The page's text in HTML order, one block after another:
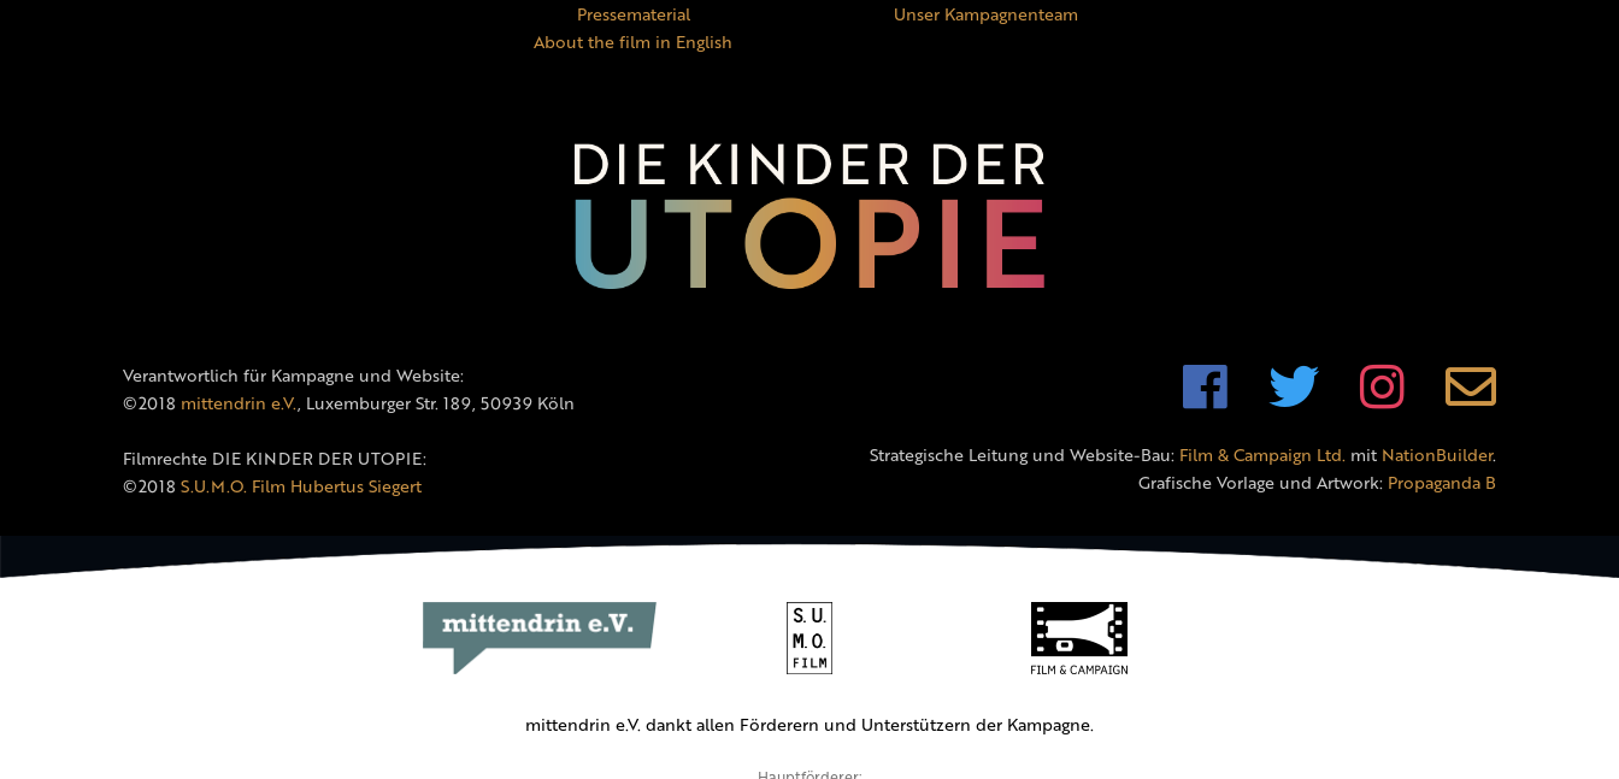
Pressematerial
About the film in English
Unser Kampagnenteam
Verantwortlich für Kampagne und Website:
©2018 mittendrin e.V., Luxemburger Str. 189, 50939 Köln
Filmrechte DIE KINDER DER UTOPIE:
©2018 S.U.M.O. Film Hubertus Siegert
Strategische Leitung und Website-Bau: Film & Campaign Ltd. mit NationBuilder.
Grafische Vorlage und Artwork: Propaganda B
mittendrin e.V. dankt allen Förderern und Unterstützern der Kampagne.